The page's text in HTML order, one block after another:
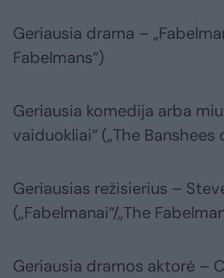
Geriausia drama –
Fabelmans“)
Geriausia komedija arba
vaiduokliai“ („The Banshees
Geriausias režisierius –
(„Fabelmanai“/„The
Geriausia dramos aktorė –